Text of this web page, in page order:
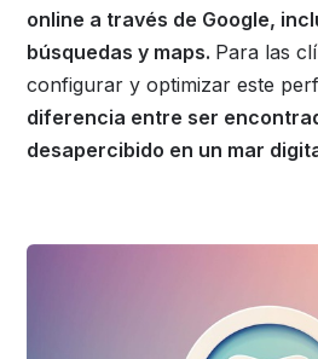
online a través de Google,
búsquedas y maps. Para las
configurar y optimizar este
diferencia entre ser
desapercibido en un mar